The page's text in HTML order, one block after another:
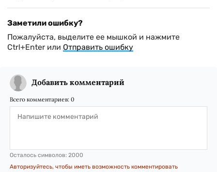
Заметили ошибку?
Пожалуйста, выделите ее мышкой и нажмите
Ctrl+Enter или Отправить ошибку
Добавить комментарий
Всего комментариев: 0
Осталось символов: 2000
Авторизуйтесь, чтобы иметь возможность комментировать